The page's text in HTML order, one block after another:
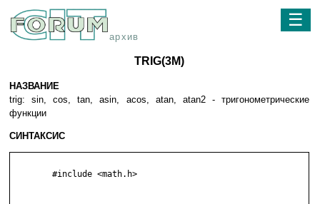
архив
☰
TRIG(3M)
НАЗВАНИЕ
trig: sin, cos, tan, asin, acos, atan, atan2 - тригонометрические
функции
СИНТАКСИС